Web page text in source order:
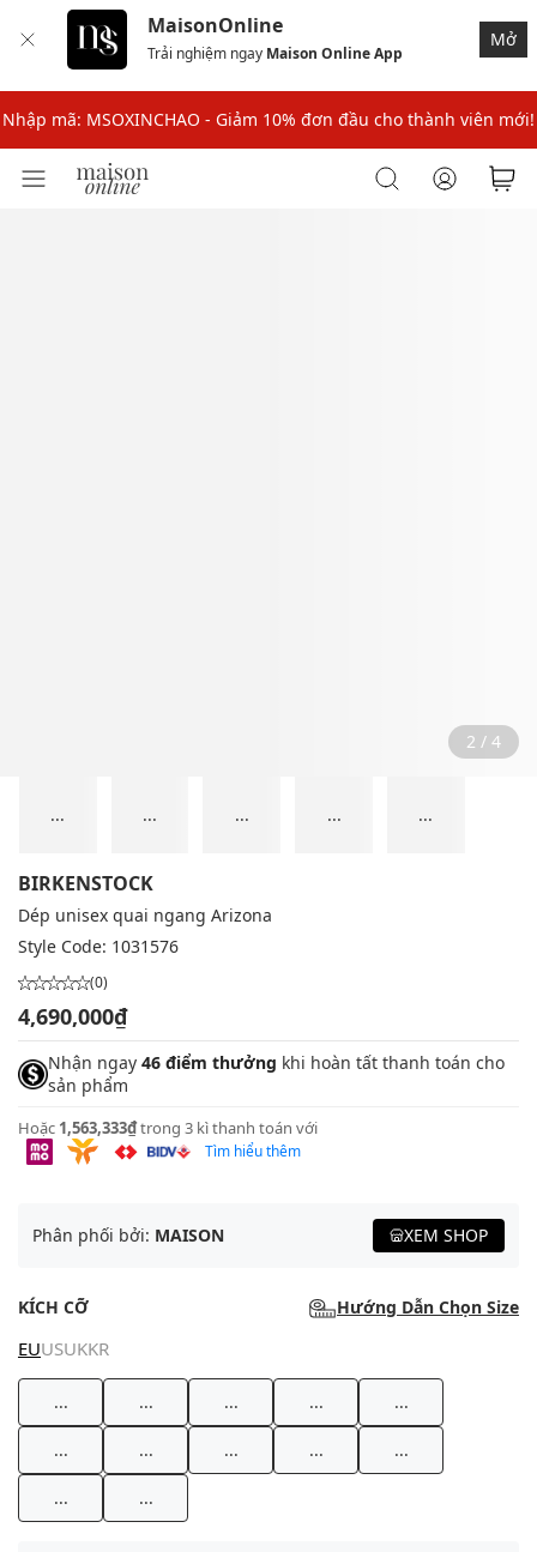
MaisonOnline
Trải nghiệm ngay Maison Online App
Mở
Nhập mã: MSOXINCHAO - Giảm 10% đơn đầu cho thành viên mới!
Nhập mã MSOPAY100: giảm ngay 10% khi thanh toán trực tuyến
Nhập mã: MSOXINCHAO - Giảm 10% đơn đầu cho thành viên mới!
2 / 4
... ... ... ... ...
BIRKENSTOCK
Dép unisex quai ngang Arizona
Style Code: 1031576
(0)
4,690,000₫
Nhận ngay 46 điểm thưởng khi hoàn tất thanh toán cho
sản phẩm
Hoặc 1,563,333₫trong 3 kì thanh toán với
Tìm hiểu thêm
Phân phối bởi: MAISON XEM SHOP
KÍCH CỠ Hướng Dẫn Chọn Size
EUUSUKKR
... ... ... ... ...
... ... ... ... ...
... ...